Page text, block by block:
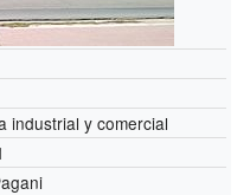
industrial y comercial